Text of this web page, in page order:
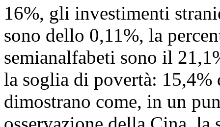
16%, gli investimenti
sono dello 0,11%, la
semianalfabeti sono il
la soglia di povertà: 15,4%
dimostrano come, in un